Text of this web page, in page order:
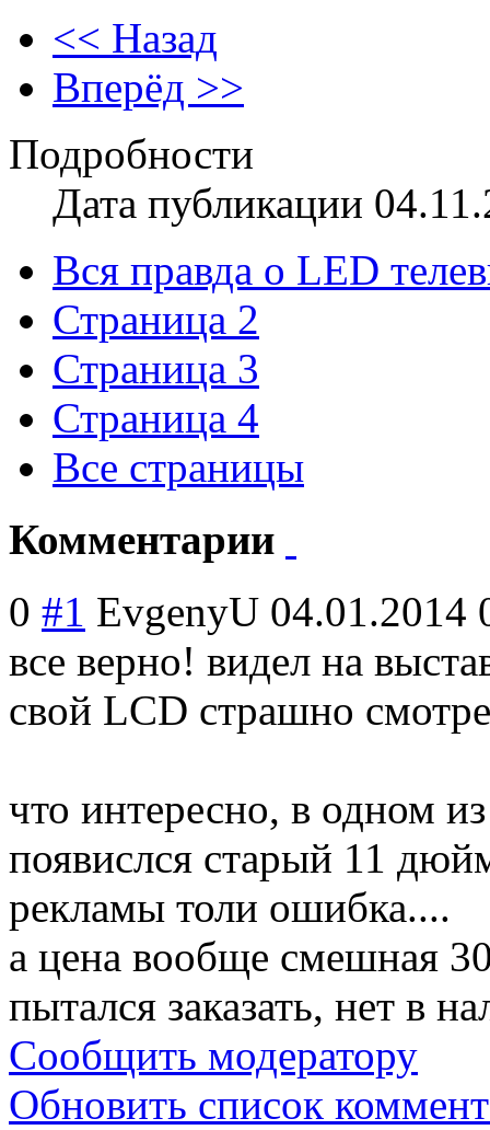
<< Назад
Вперёд >>
Подробности
Дата публикации
Вся правда о LED
Страница 2
Страница 3
Страница 4
Все страницы
Комментарии
0 #1 EvgenyU 04.01.2014
все верно! видел на
свой LCD страшно
что интересно, в одном
появислся старый 11
рекламы толи ошибка....
а цена вообще смешная
пытался заказать, нет в
Сообщить модератору
Обновить список